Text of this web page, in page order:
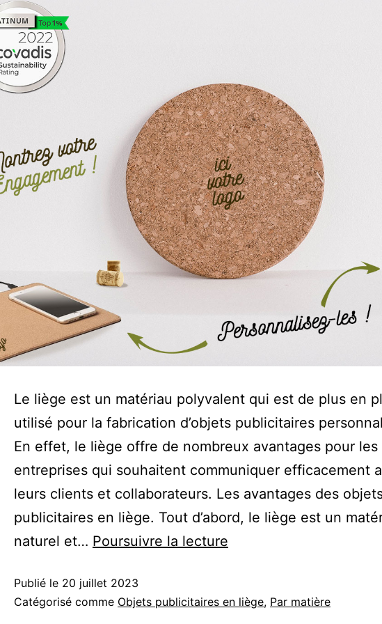
Le liège est un matériau polyvalent qui est de plus en
utilisé pour la fabrication d’objets publicitaires
En effet, le liège offre de nombreux avantages pour les
entreprises qui souhaitent communiquer efficacement
leurs clients et collaborateurs. Les avantages des
publicitaires en liège. Tout d’abord, le liège est un
naturel et… Poursuivre la lecture
Publié le 20 juillet 2023
Catégorisé comme Objets publicitaires en liège, Par matière